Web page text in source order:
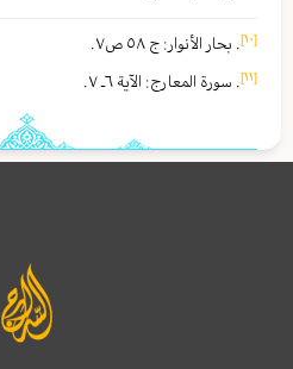
[١٠] . بحار الأنوار : ج ٥٨ ص٧ .
[١١] . سورة المعارج : الآية ٦ـ ٧ .